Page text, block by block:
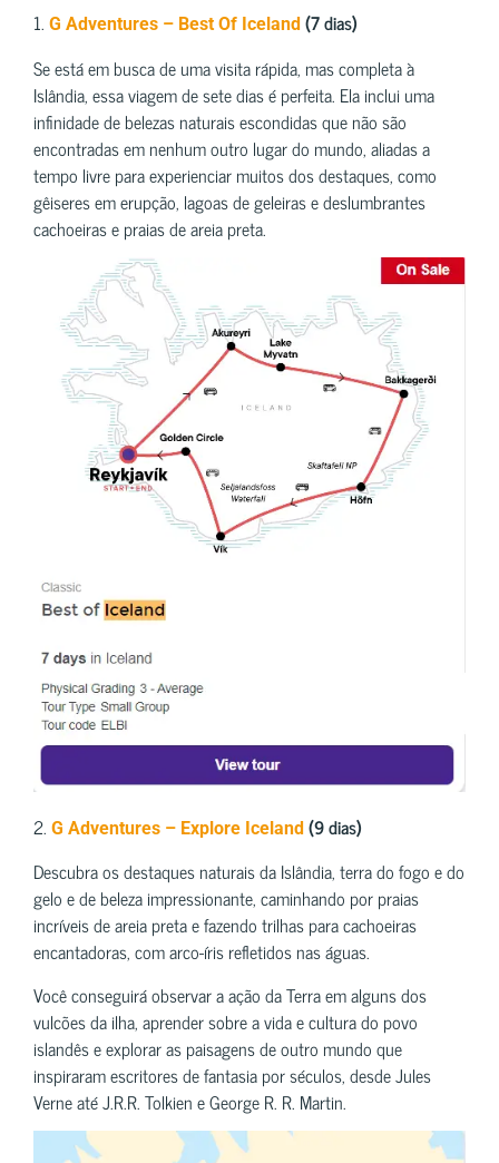
1. G Adventures – Best Of Iceland (7 dias)
Se está em busca de uma visita rápida, mas completa à
Islândia, essa viagem de sete dias é perfeita. Ela inclui uma
infinidade de belezas naturais escondidas que não são
encontradas em nenhum outro lugar do mundo, aliadas a
tempo livre para experienciar muitos dos destaques, como
gêiseres em erupção, lagoas de geleiras e deslumbrantes
cachoeiras e praias de areia preta.
2. G Adventures – Explore Iceland (9 dias)
Descubra os destaques naturais da Islândia, terra do fogo e do
gelo e de beleza impressionante, caminhando por praias
incríveis de areia preta e fazendo trilhas para cachoeiras
encantadoras, com arco-íris refletidos nas águas.
Você conseguirá observar a ação da Terra em alguns dos
vulcões da ilha, aprender sobre a vida e cultura do povo
islandês e explorar as paisagens de outro mundo que
inspiraram escritores de fantasia por séculos, desde Jules
Verne até J.R.R. Tolkien e George R. R. Martin.